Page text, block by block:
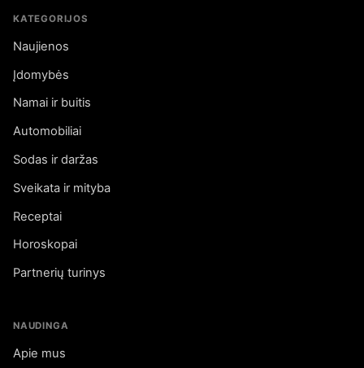
KATEGORIJOS
Naujienos
Įdomybės
Namai ir buitis
Automobiliai
Sodas ir daržas
Sveikata ir mityba
Receptai
Horoskopai
Partnerių turinys
NAUDINGA
Apie mus